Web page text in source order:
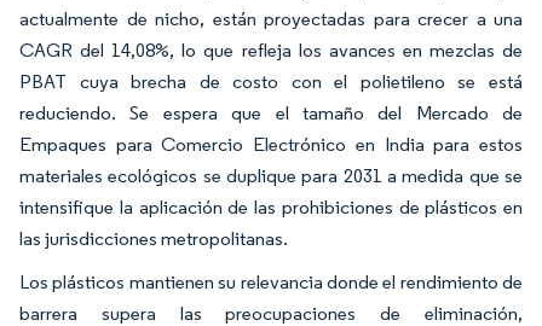
actualmente de nicho, están proyectadas para crecer a una
CAGR del 14,08%, lo que refleja los avances en mezclas de
PBAT cuya brecha de costo con el polietileno se está
reduciendo. Se espera que el tamaño del Mercado de
Empaques para Comercio Electrónico en India para estos
materiales ecológicos se duplique para 2031 a medida que se
intensifique la aplicación de las prohibiciones de plásticos en
las jurisdicciones metropolitanas.
Los plásticos mantienen su relevancia donde el rendimiento de
barrera supera las preocupaciones de eliminación,